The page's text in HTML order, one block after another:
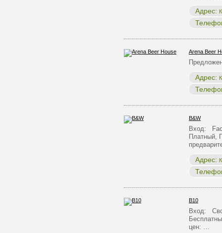
Адрес:
Arena Beer
Адрес:
B&W
Вход:
Платный,
Адрес:
B10
Вход:
цен: …